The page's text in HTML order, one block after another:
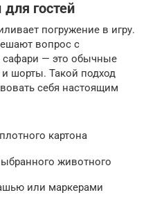
гостей
погружение в игру.
вопрос с
— это обычные
шорты. Такой подход
себя настоящим
картона
животного
или маркерами